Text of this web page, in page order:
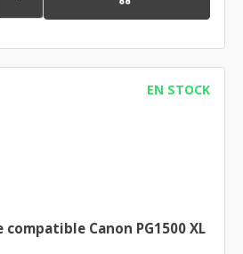
EN STOCK
Canon PG1500 XL